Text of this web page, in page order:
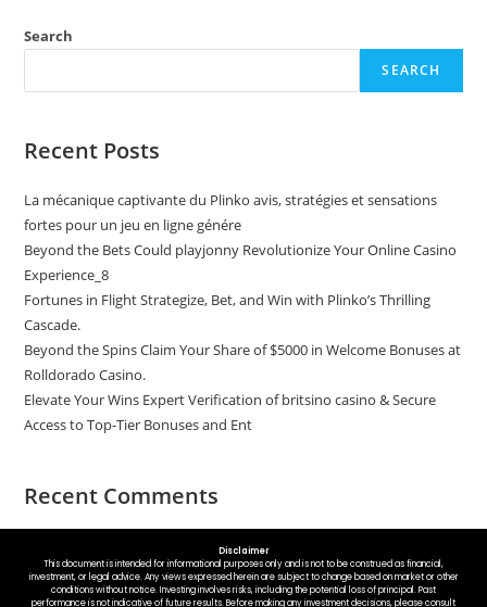
Search
SEARCH
Recent Posts
La mécanique captivante du Plinko avis, stratégies et sensations
fortes pour un jeu en ligne génére
Beyond the Bets Could playjonny Revolutionize Your Online Casino
Experience_8
Fortunes in Flight Strategize, Bet, and Win with Plinko’s Thrilling
Cascade.
Beyond the Spins Claim Your Share of $5000 in Welcome Bonuses at
Rolldorado Casino.
Elevate Your Wins Expert Verification of britsino casino & Secure
Access to Top-Tier Bonuses and Ent
Recent Comments
Disclaimer
This document is intended for informational purposes only and is not to be construed as financial,
investment, or legal advice. Any views expressed herein are subject to change based on market or other
conditions without notice. Investing involves risks, including the potential loss of principal. Past
performance is not indicative of future results. Before making any investment decisions, please consult